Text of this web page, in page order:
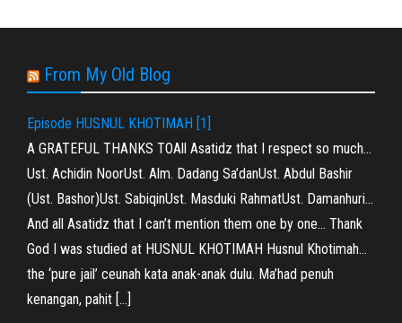
From My Old Blog
Episode HUSNUL KHOTIMAH [1]
A GRATEFUL THANKS TOAll Asatidz that I respect so much…
Ust. Achidin NoorUst. Alm. Dadang Sa’danUst. Abdul Bashir
(Ust. Bashor)Ust. SabiqinUst. Masduki RahmatUst. Damanhuri…
And all Asatidz that I can’t mention them one by one… Thank
God I was studied at HUSNUL KHOTIMAH Husnul Khotimah…
the ‘pure jail’ ceunah kata anak-anak dulu. Ma’had penuh
kenangan, pahit […]